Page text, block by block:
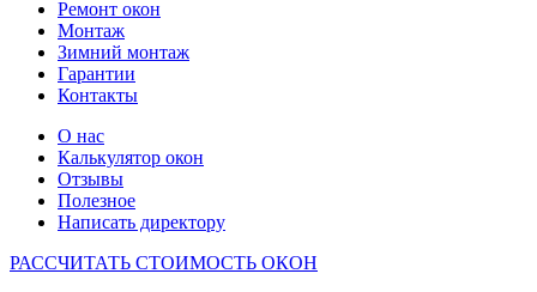
Ремонт окон
Монтаж
Зимний монтаж
Гарантии
Контакты
О нас
Калькулятор окон
Отзывы
Полезное
Написать директору
РАССЧИТАТЬ СТОИМОСТЬ ОКОН